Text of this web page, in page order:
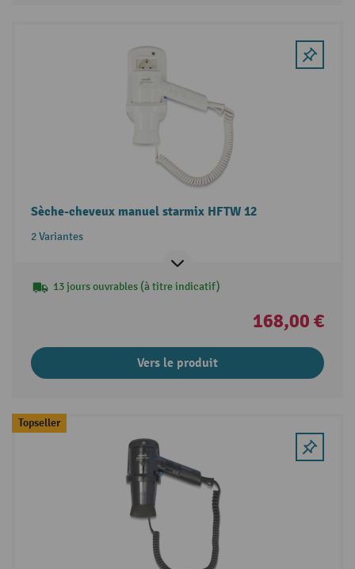
Sèche-cheveux manuel starmix HFTW 12
2 Variantes
13 jours ouvrables (à titre indicatif)
168,00 €
Vers le produit
Topseller